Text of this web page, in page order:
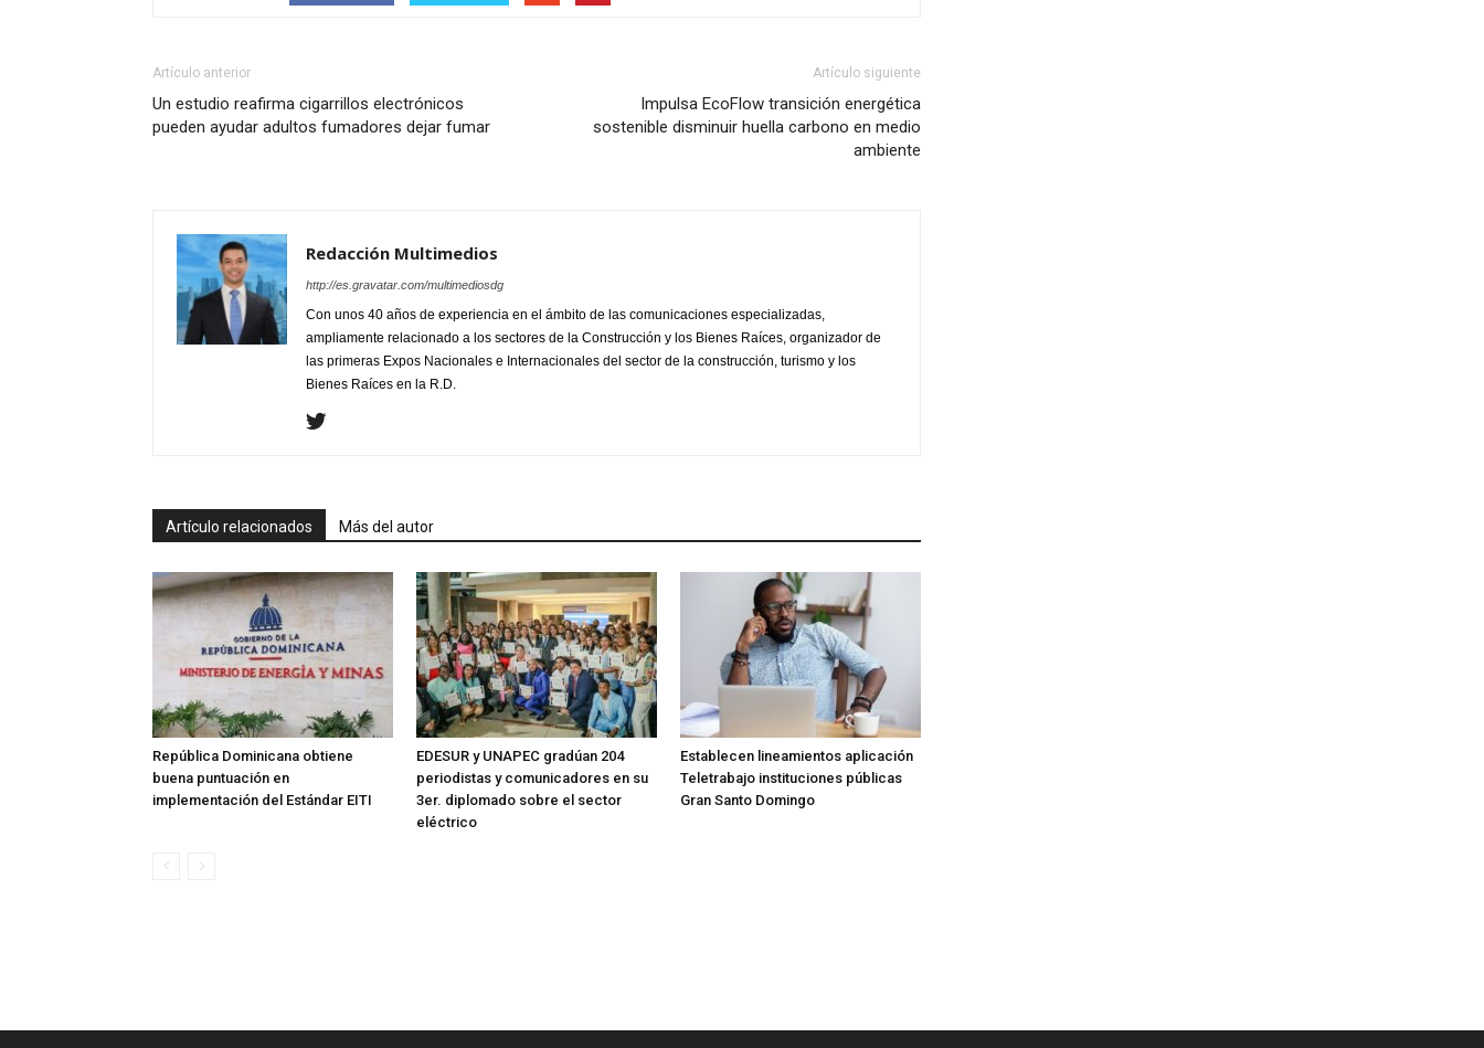
Artículo anterior
Un estudio reafirma cigarrillos electrónicos
pueden ayudar adultos fumadores dejar fumar
Artículo siguiente
Impulsa EcoFlow transición energética
sostenible disminuir huella carbono en medio
ambiente
Redacción Multimedios
http://es.gravatar.com/multimediosdg
Con unos 40 años de experiencia en el ámbito de las comunicaciones especializadas,
ampliamente relacionado a los sectores de la Construcción y los Bienes Raíces, organizador de
las primeras Expos Nacionales e Internacionales del sector de la construcción, turismo y los
Bienes Raíces en la R.D.
Artículo relacionados Más del autor
República Dominicana obtiene
buena puntuación en
implementación del Estándar EITI
EDESUR y UNAPEC gradúan 204
periodistas y comunicadores en su
3er. diplomado sobre el sector
eléctrico
Establecen lineamientos aplicación
Teletrabajo instituciones públicas
Gran Santo Domingo